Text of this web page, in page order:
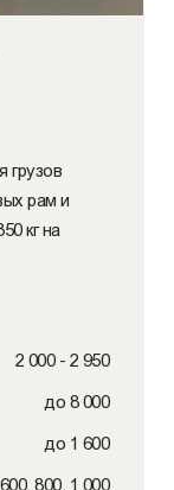
грузов
рам и
кг на
2 000 - 2 950
до 8 000
до 1 600
600, 800, 1 000